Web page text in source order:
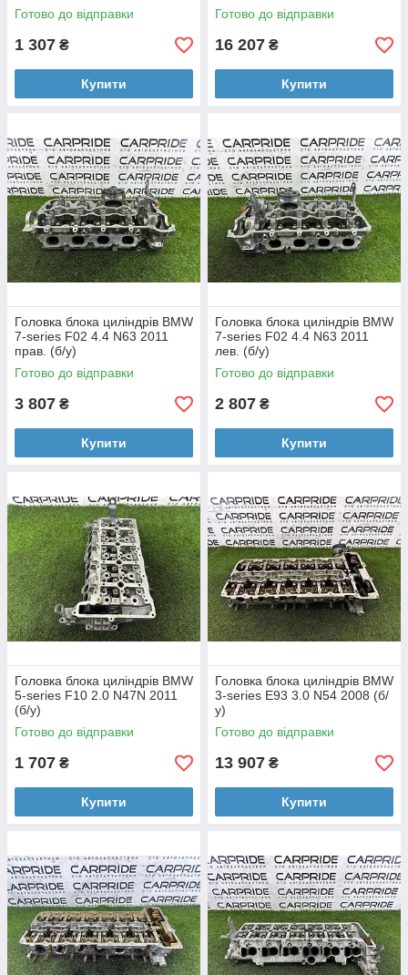
Готово до відправки
1 307 ₴
Купити
Готово до відправки
16 207 ₴
Купити
Головка блока циліндрів BMW
7-series F02 4.4 N63 2011
прав. (б/у)
Готово до відправки
3 807 ₴
Купити
Головка блока циліндрів BMW
7-series F02 4.4 N63 2011
лев. (б/у)
Готово до відправки
2 807 ₴
Купити
Головка блока циліндрів BMW
5-series F10 2.0 N47N 2011
(б/у)
Готово до відправки
1 707 ₴
Купити
Головка блока циліндрів BMW
3-series E93 3.0 N54 2008 (б/
у)
Готово до відправки
13 907 ₴
Купити